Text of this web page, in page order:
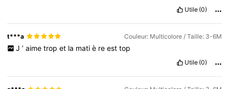
Utile (0)
t***a Couleur: Multicolore / Taille: 3-6M
J ’ aime trop et la mati è re est top
Utile (0)